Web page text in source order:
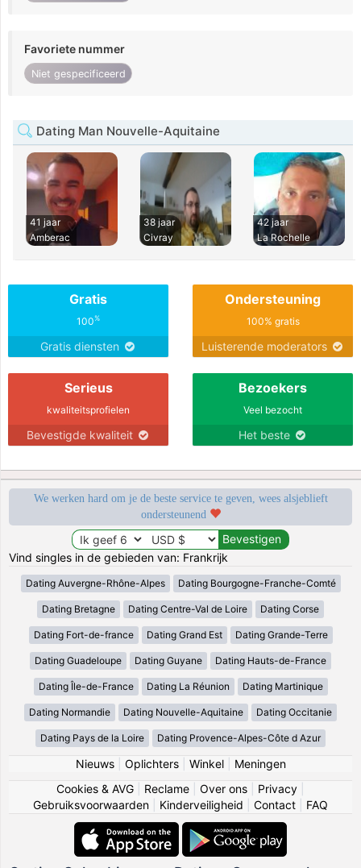
Favoriete nummer
Niet gespecificeerd
Dating Man Nouvelle-Aquitaine
41 jaar
Amberac
38 jaar
Civray
42 jaar
La Rochelle
Gratis
100%
Gratis diensten
Ondersteuning
100% gratis
Luisterende moderators
Serieus
kwaliteitsprofielen
Bevestigde kwaliteit
Bezoekers
Veel bezocht
Het beste
We werken hard om je de beste service te geven, wees alsjeblieft
ondersteunend
Vind singles in de gebieden van: Frankrijk
Dating Auvergne-Rhône-Alpes Dating Bourgogne-Franche-Comté
Dating Bretagne Dating Centre-Val de Loire Dating Corse
Dating Fort-de-france Dating Grand Est Dating Grande-Terre
Dating Guadeloupe Dating Guyane Dating Hauts-de-France
Dating Île-de-France Dating La Réunion Dating Martinique
Dating Normandie Dating Nouvelle-Aquitaine Dating Occitanie
Dating Pays de la Loire Dating Provence-Alpes-Côte d Azur
Nieuws| Oplichters| Winkel| Meningen
Cookies & AVG
Reclame Over ons Privacy
Gebruiksvoorwaarden
Kinderveiligheid Contact FAQ